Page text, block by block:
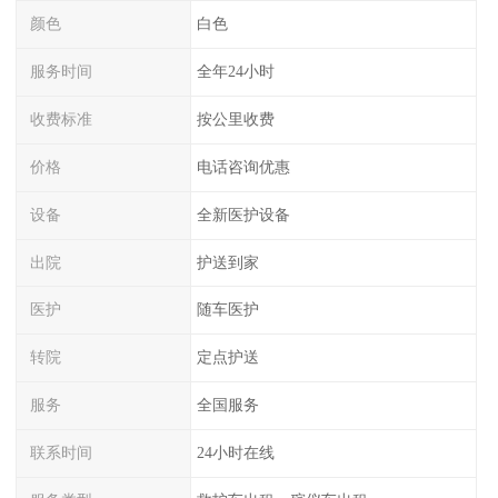
颜色 白色
服务时间 全年24小时
收费标准 按公里收费
价格 电话咨询优惠
设备 全新医护设备
出院 护送到家
医护 随车医护
转院 定点护送
服务 全国服务
联系时间 24小时在线